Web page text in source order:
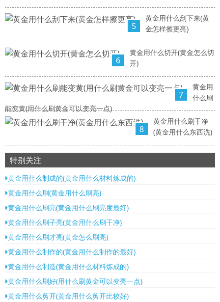
5
黄金用什么刮下来(黄
金怎样擦更亮)
6
黄金用什么切开(黄金怎么切
开)
7
黄金用
什么刷
能变黄(用什么刷黄金可以变亮一点)
8
黄金用什么刷干净
(黄金用什么东西洗)
特别关注
黄金用什么制成的(黄金用什么材料炼成的)
黄金用什么刷(黄金用什么刷亮)
黄金用什么刷亮(黄金用什么刷亮度最好)
黄金用什么刷子亮(黄金用什么刷干净)
黄金用什么刷才亮(黄金怎么刷亮)
黄金用什么制作的(黄金用什么制作的最好)
黄金用什么制造(黄金用什么材料炼成的)
黄金用什么刷好(用什么刷黄金可以变亮一点)
黄金用什么剪开(黄金用什么剪开比较好)